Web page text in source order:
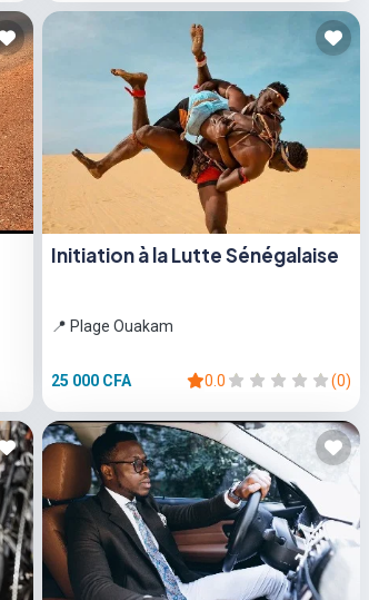
Initiation à la Lutte Sénégalaise
📍 Plage Ouakam
25 000 CFA 0.0 (0)